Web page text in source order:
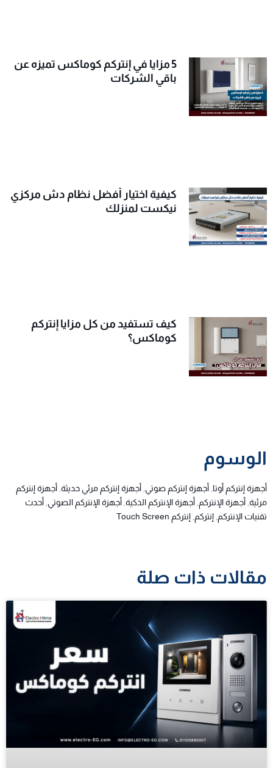
5 مزايا في إنتركم كوماكس تميزه عن
باقي الشركات
كيفية اختيار أفضل نظام دش مركزي
نيكست لمنزلك
كيف تستفيد من كل مزايا إنتركم
كوماكس؟
الوسوم
أجهزة إنتركم أوتا أجهزة إنتركم صوتي أجهزة إنتركم مرئي حديثة أجهزة إنتركم
مرئية أجهزة الإنتركم أجهزة الإنتركم الذكية أجهزة الإنتركم الصوتي أحدث
تقنيات الإنتركم إنتركم إنتركم Touch Screen
مقالات ذات صلة